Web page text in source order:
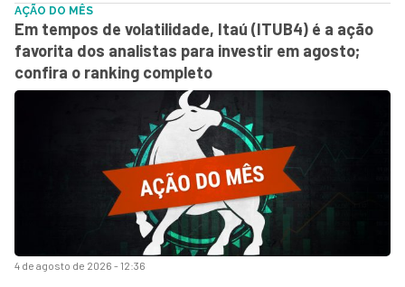
4 de agosto de 2026 - 12:36
AÇÃO DO MÊS
Em tempos de volatilidade, Itaú (ITUB4) é a ação
favorita dos analistas para investir em agosto;
confira o ranking completo